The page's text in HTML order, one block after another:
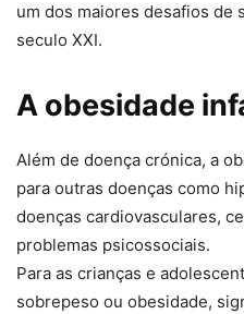
um dos maiores desafios de
seculo XXI.
A obesidade
Além de doença crónica, a
para outras doenças como
doenças cardiovasculares,
problemas psicossociais.
Para as crianças e
sobrepeso ou obesidade,